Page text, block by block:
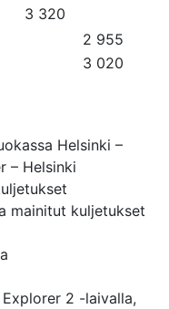
3 320
2 955
3 020
Helsinki –
– Helsinki
mainitut kuljetukset
2 -laivalla,